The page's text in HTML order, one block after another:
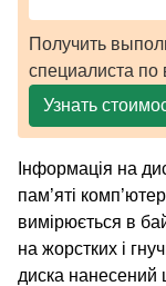
Получить
специалиста
Узнать
Інформація на
пам’яті
вимірюється в
на жорстких і
диска нанесений